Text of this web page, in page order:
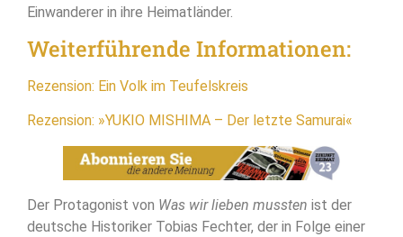
Einwanderer in ihre Heimatländer.
Weiterführende Informationen:
Rezension: Ein Volk im Teufelskreis
Rezension: »YUKIO MISHIMA – Der letzte Samurai«
Der Protagonist von Was wir lieben mussten ist der
deutsche Historiker Tobias Fechter, der in Folge einer